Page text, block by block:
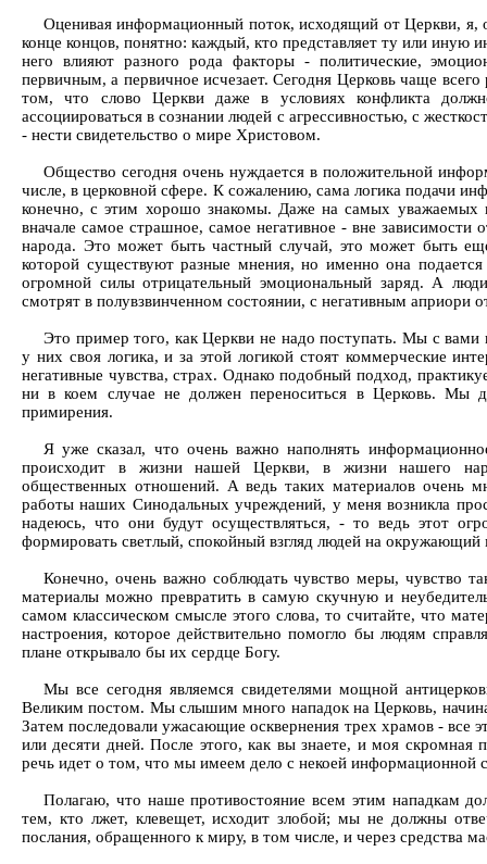
Оценивая информационный поток, исходящий от Церкви, я,
конце концов, понятно: каждый, кто представляет ту или иную
него влияют разного рода факторы - политические,
первичным, а первичное исчезает. Сегодня Церковь чаще
том, что слово Церкви даже в условиях конфликта
ассоциироваться в сознании людей с агрессивностью, с
- нести свидетельство о мире Христовом.
Общество сегодня очень нуждается в положительной
числе, в церковной сфере. К сожалению, сама логика подачи
конечно, с этим хорошо знакомы. Даже на самых уважаемых
вначале самое страшное, самое негативное - вне зависимости
народа. Это может быть частный случай, это может быть
которой существуют разные мнения, но именно она
огромной силы отрицательный эмоциональный заряд. А
смотрят в полувзвинченном состоянии, с негативным априори
Это пример того, как Церкви не надо поступать. Мы с
у них своя логика, и за этой логикой стоят коммерческие
негативные чувства, страх. Однако подобный подход,
ни в коем случае не должен переноситься в Церковь. Мы
примирения.
Я уже сказал, что очень важно наполнять
происходит в жизни нашей Церкви, в жизни нашего
общественных отношений. А ведь таких материалов очень
работы наших Синодальных учреждений, у меня возникла
надеюсь, что они будут осуществляться, - то ведь этот
формировать светлый, спокойный взгляд людей на окружающий
Конечно, очень важно соблюдать чувство меры, чувство
материалы можно превратить в самую скучную и
самом классическом смысле этого слова, то считайте, что
настроения, которое действительно помогло бы людям
плане открывало бы их сердце Богу.
Мы все сегодня являемся свидетелями мощной
Великим постом. Мы слышим много нападок на Церковь,
Затем последовали ужасающие осквернения трех храмов - все
или десяти дней. После этого, как вы знаете, и моя
речь идет о том, что мы имеем дело с некоей информационной
Полагаю, что наше противостояние всем этим нападкам
тем, кто лжет, клевещет, исходит злобой; мы не должны
послания, обращенного к миру, в том числе, и через средства